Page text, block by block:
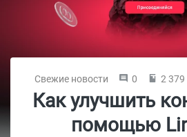
Свежие новости 0 2 379
Как улучшить
помощью